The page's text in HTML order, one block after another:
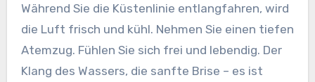
Während Sie die Küstenlinie entlangfahren, wird
die Luft frisch und kühl. Nehmen Sie einen tiefen
Atemzug. Fühlen Sie sich frei und lebendig. Der
Klang des Wassers, die sanfte Brise – es ist